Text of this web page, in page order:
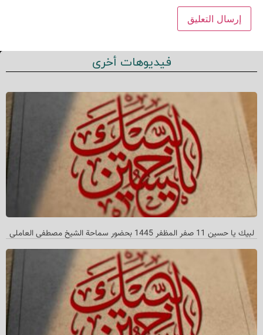
فيديوهات أخرى
لبیك یا حسین 11 صفر المظفر 1445 بحضور سماحة الشیخ مصطفی العاملي